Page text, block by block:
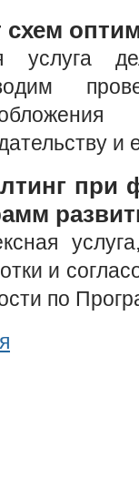
схем
услуга
и
по